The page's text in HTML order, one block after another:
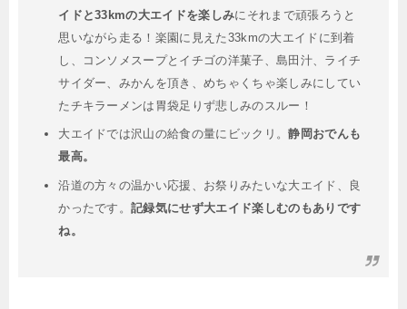
イドと33kmの大エイドを楽しみにそれまで頑張ろうと
思いながら走る！楽園に見えた33kmの大エイドに到着
し、コンソメスープとイチゴの洋菓子、島田汁、ライチ
サイダー、みかんを頂き、めちゃくちゃ楽しみにしてい
たチキラーメンは胃袋足りず悲しみのスルー！
大エイドでは沢山の給食の量にビックリ。静岡おでんも
最高。
沿道の方々の温かい応援、お祭りみたいな大エイド、良
かったです。記録気にせず大エイド楽しむのもありです
ね。